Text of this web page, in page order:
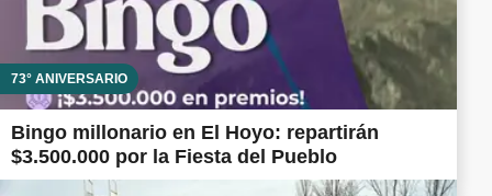
73° ANIVERSARIO
Bingo millonario en El Hoyo: repartirán
$3.500.000 por la Fiesta del Pueblo